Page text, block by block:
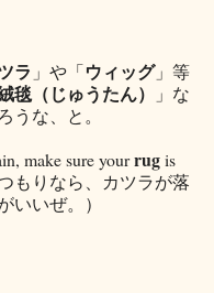
ラ 」や「ウィッグ」等
毯（じゅうたん）
」な
な、と。
make sure yourrugis
もりなら、カツラが落
いいぜ。）